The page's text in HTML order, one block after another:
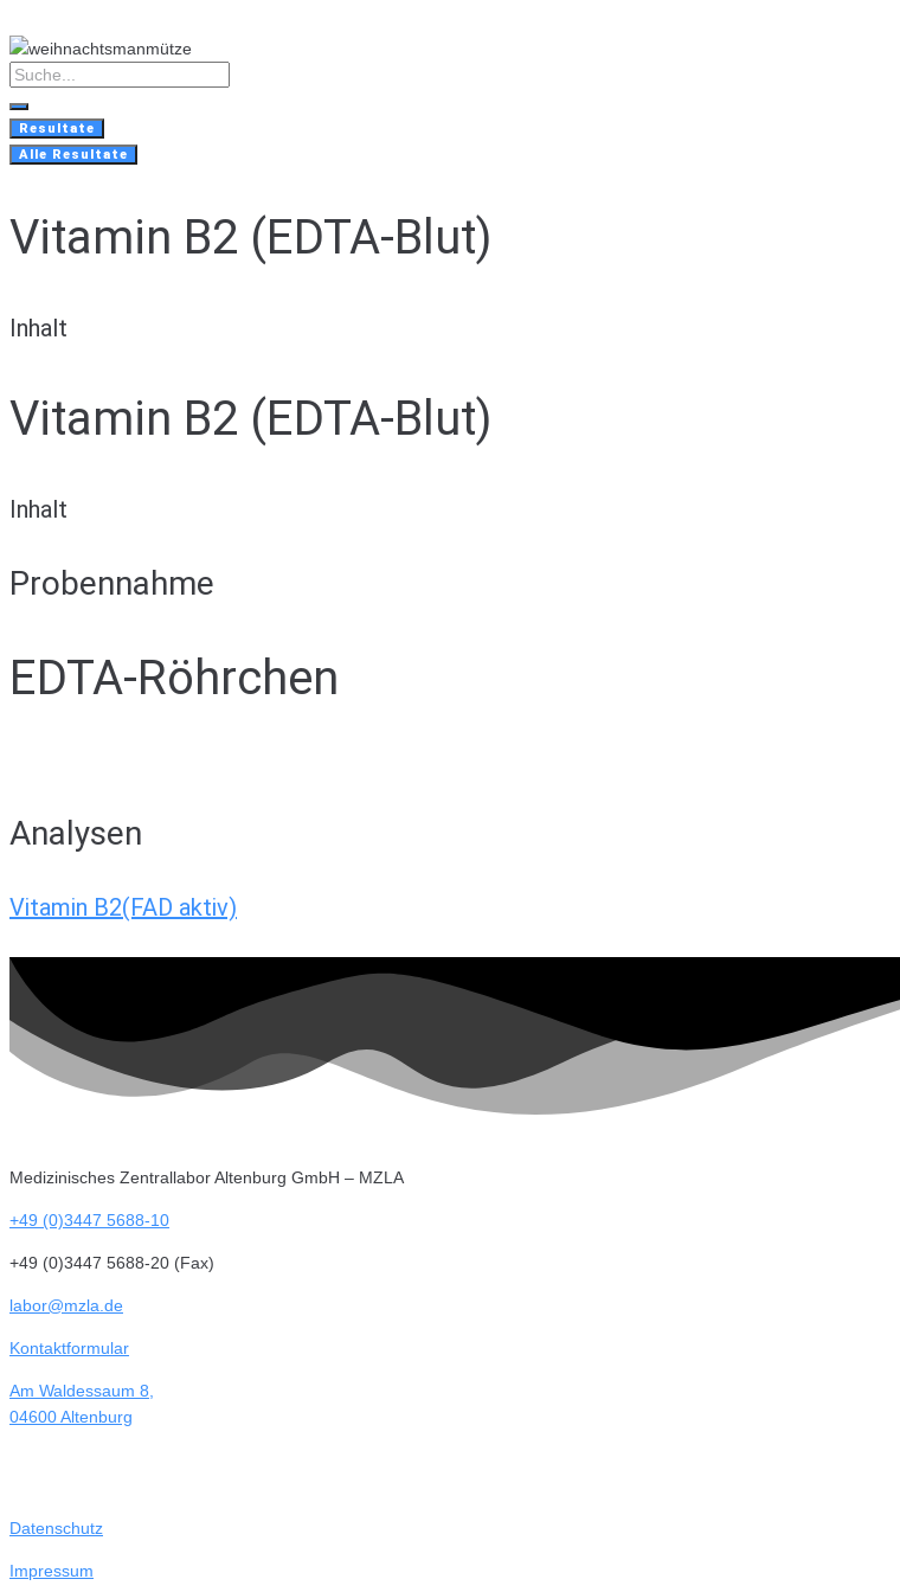
to
content
Search
...
Resultate
Alle Resultate
Vitamin B2 (EDTA-Blut)
Inhalt
Vitamin B2 (EDTA-Blut)
Inhalt
Probennahme
EDTA-Röhrchen
Analysen
Vitamin B2(FAD aktiv)
Medizinisches Zentrallabor Altenburg GmbH – MZLA
+49 (0)3447 5688-10
+49 (0)3447 5688-20 (Fax)
labor@mzla.de
Kontaktformular
Am Waldessaum 8,
04600 Altenburg
Datenschutz
Impressum